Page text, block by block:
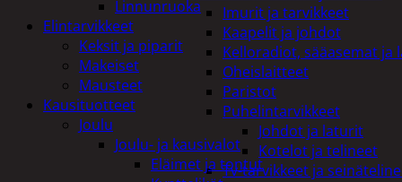
Imurit ja tarvikkeet
Kaapelit ja johdot
Kelloradiot, sääasemat
Oheislaitteet
Paristot
Puhelintarvikkeet
Johdot ja laturit
Kotelot ja telineet
Tv-tarvikkeet ja
Linnunruoka
Elintarvikkeet
Keksit ja piparit
Makeiset
Mausteet
Kausituotteet
Joulu
Joulu- ja kausivalot
Eläimet ja tontut